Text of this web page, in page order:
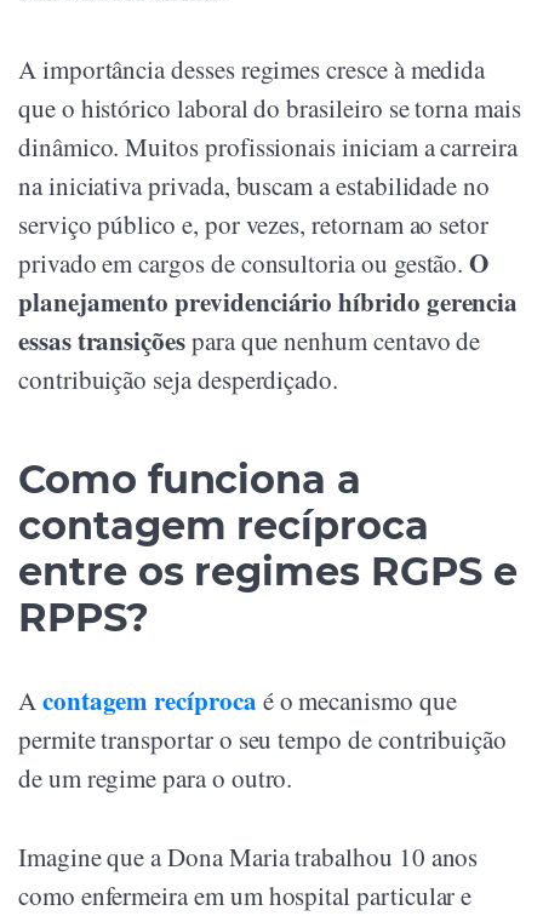
A importância desses regimes cresce à medida
que o histórico laboral do brasileiro se torna mais
dinâmico. Muitos profissionais iniciam a carreira
na iniciativa privada, buscam a estabilidade no
serviço público e, por vezes, retornam ao setor
privado em cargos de consultoria ou gestão.O
planejamento previdenciário híbrido gerencia
essas transiçõespara que nenhum centavo de
contribuição seja desperdiçado.
Como funciona a
contagem recíproca
entre os regimes RGPS e
RPPS?
Acontagem recíproca é o mecanismo que
permite transportar o seu tempo de contribuição
de um regime para o outro.
Imagine que a Dona Maria trabalhou 10 anos
como enfermeira em um hospital particular e